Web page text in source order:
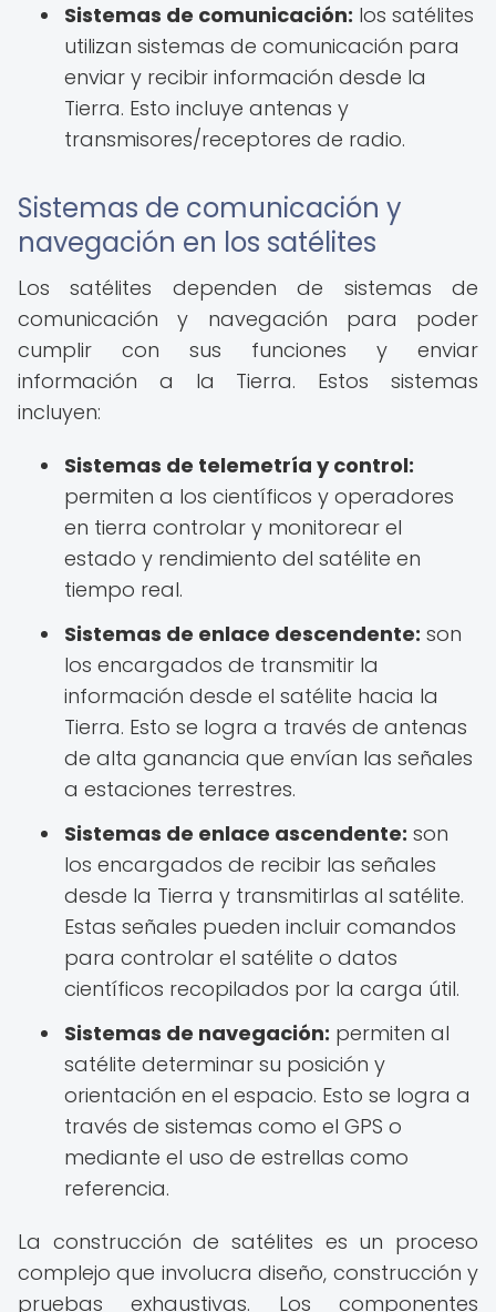
Sistemas de comunicación: los satélites
utilizan sistemas de comunicación para
enviar y recibir información desde la
Tierra. Esto incluye antenas y
transmisores/receptores de radio.
Sistemas de comunicación y
navegación en los satélites
Los satélites dependen de sistemas de
comunicación y navegación para poder
cumplir con sus funciones y enviar
información a la Tierra. Estos sistemas
incluyen:
Sistemas de telemetría y control:
permiten a los científicos y operadores
en tierra controlar y monitorear el
estado y rendimiento del satélite en
tiempo real.
Sistemas de enlace descendente: son
los encargados de transmitir la
información desde el satélite hacia la
Tierra. Esto se logra a través de antenas
de alta ganancia que envían las señales
a estaciones terrestres.
Sistemas de enlace ascendente: son
los encargados de recibir las señales
desde la Tierra y transmitirlas al satélite.
Estas señales pueden incluir comandos
para controlar el satélite o datos
científicos recopilados por la carga útil.
Sistemas de navegación: permiten al
satélite determinar su posición y
orientación en el espacio. Esto se logra a
través de sistemas como el GPS o
mediante el uso de estrellas como
referencia.
La construcción de satélites es un proceso
complejo que involucra diseño, construcción y
pruebas exhaustivas. Los componentes